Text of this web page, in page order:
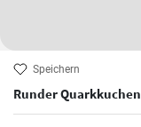
Speichern
Runder Quarkkuchen